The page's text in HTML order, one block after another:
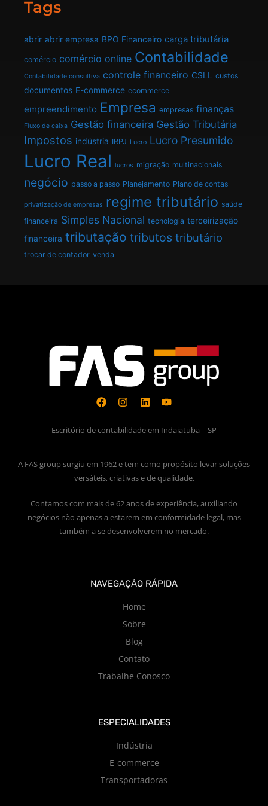
Tags
abrir abrir empresa BPO Financeiro carga tributária
comércio comércio online Contabilidade
Contabilidade consultiva controle financeiro CSLL custos
documentos E-commerce ecommerce
empreendimento Empresa empresas finanças
Fluxo de caixa Gestão financeira Gestão Tributária
Impostos indústria IRPJ Lucro Lucro Presumido
Lucro Real lucros migração multinacionais
negócio passo a passo Planejamento Plano de contas
privatização de empresas regime tributário saúde
financeira Simples Nacional tecnologia terceirização
financeira tributação tributos tributário
trocar de contador venda
Escritório de contabilidade em Indaiatuba – SP
A FAS group surgiu em 1962 e tem como propósito levar soluções
versáteis, criativas e de qualidade.
Contamos com mais de 62 anos de experiência, auxiliando
negócios não apenas a estarem em conformidade legal, mas
também a se desenvolverem no mercado.
NAVEGAÇÃO RÁPIDA
Home
Sobre
Blog
Contato
Trabalhe Conosco
ESPECIALIDADES
Indústria
E-commerce
Transportadoras